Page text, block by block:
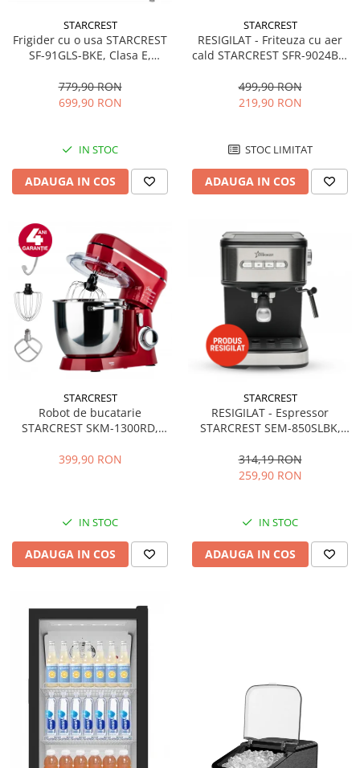
STARCREST
Frigider cu o usa STARCREST
SF-91GLS-BKE, Clasa E,
interioara, H 83 cm, Sticla
Neagra
779,90 RON
699,90 RON
IN STOC
ADAUGA IN COS
STARCREST
RESIGILAT - Friteuza cu aer
cald STARCREST SFR-9024BK,
Termostat 80 - 200 °C, 12
programe, Negru
499,90 RON
219,90 RON
STOC LIMITAT
ADAUGA IN COS
STARCREST
Robot de bucatarie
STARCREST SKM-1300RD,
Accesorii, 10 Viteze + Pulse,
399,90 RON
IN STOC
ADAUGA IN COS
STARCREST
RESIGILAT - Espressor
STARCREST SEM-850SLBK,
detasabil 1.5L, dispozitiv
spumare, filtru dublu din
314,19 RON
259,90 RON
IN STOC
ADAUGA IN COS